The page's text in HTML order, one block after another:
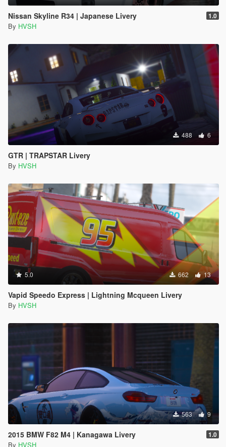
Nissan Skyline R34 | Japanese Livery 1.0
By HVSH
488 6
GTR | TRAPSTAR Livery
By HVSH
5.0 662 13
Vapid Speedo Express | Lightning Mcqueen Livery
By HVSH
563 9
2015 BMW F82 M4 | Kanagawa Livery 1.0
By HVSH